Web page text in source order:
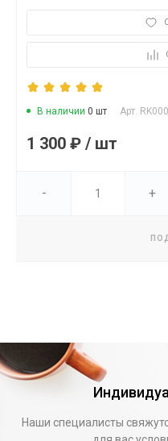
В наличии 0 шт Арт.
1 300 ₽ / шт
- +
Наши специалисты